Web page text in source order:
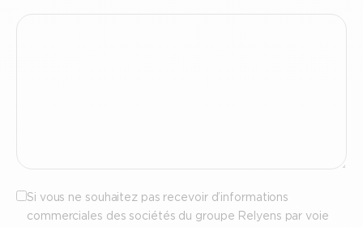
Optout
Si vous ne souhaitez pas recevoir d’informations
commerciales des sociétés du groupe Relyens par voie